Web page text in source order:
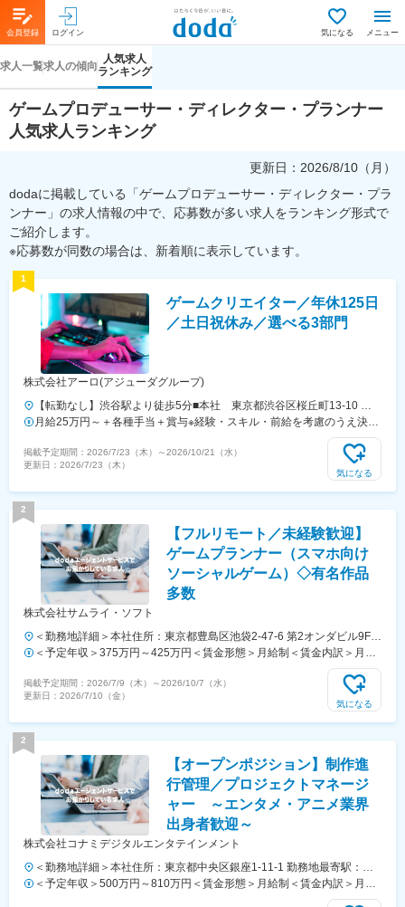
会員登録 ログイン 気になる メニュー
求人一覧求人の傾向
人気求人
ランキング
ゲームプロデューサー・ディレクター・プランナー
人気求人ランキング
更新日： 2026/8/10（月）
dodaに掲載している「ゲームプロデューサー・ディレクター・プラ
ンナー」の求人情報の中で、応募数が多い求人をランキング形式で
ご紹介します。
※応募数が同数の場合は、新着順に表示しています。
1
ゲームクリエイター／年休125日
／土日祝休み／選べる3部門
株式会社アーロ(アジューダグループ)
【転勤なし】渋谷駅より徒歩5分■本社 東京都渋谷区桜丘町13-10 桜
ヶ丘ハイホーム503※勤務地は東京23区内にあるクライアント先もしく
は自社オフィスとなります。〈アクセス〉 JR線・東京メトロ「渋谷
駅」より徒歩5分
月給25万円～＋各種手当＋賞与※経験・スキル・前給を考慮のうえ決定
掲載予定期間： 2026/7/23（木） ～2026/10/21（水）
更新日： 2026/7/23（木）
気になる
2
【フルリモート／未経験歓迎】
ゲームプランナー（スマホ向け
ソーシャルゲーム）◇有名作品
多数
株式会社サムライ・ソフト
＜勤務地詳細＞本社住所：東京都豊島区池袋2-47-6 第2オンダビル9F受
動喫煙対策：屋内全面禁煙変更の範囲：会社の定める事業所（リモート
＜予定年収＞375万円～425万円＜賃金形態＞月給制＜賃金内訳＞月額
（基本給）：196,000円～221,000円固定残業手当/月：54,000円～
62,000円（固定残業時間41時間0分/月）超過した時間外労働の残業手
当は追加支給＜月給＞250,000円～283,000円（一律手当を含む）＜昇
までも目安の金額であり、選考を通じて上下する可能性があります。月
給(月額)は固定手当を含めた表記です。
掲載予定期間： 2026/7/9（木） ～2026/10/7（水）
更新日： 2026/7/10（金）
気になる
2
【オープンポジション】制作進
行管理／プロジェクトマネージ
ャー ～エンタメ・アニメ業界
出身者歓迎～
株式会社コナミデジタルエンタテインメント
＜勤務地詳細＞本社住所：東京都中央区銀座1-11-1 勤務地最寄駅：東
京メトロ有楽町線／銀座一丁目駅受動喫煙対策：屋内全面禁煙変更の範
＜予定年収＞500万円～810万円＜賃金形態＞月給制＜賃金内訳＞月額
（基本給）：296,875円～404,000円その他固定手当/月：28,000円～